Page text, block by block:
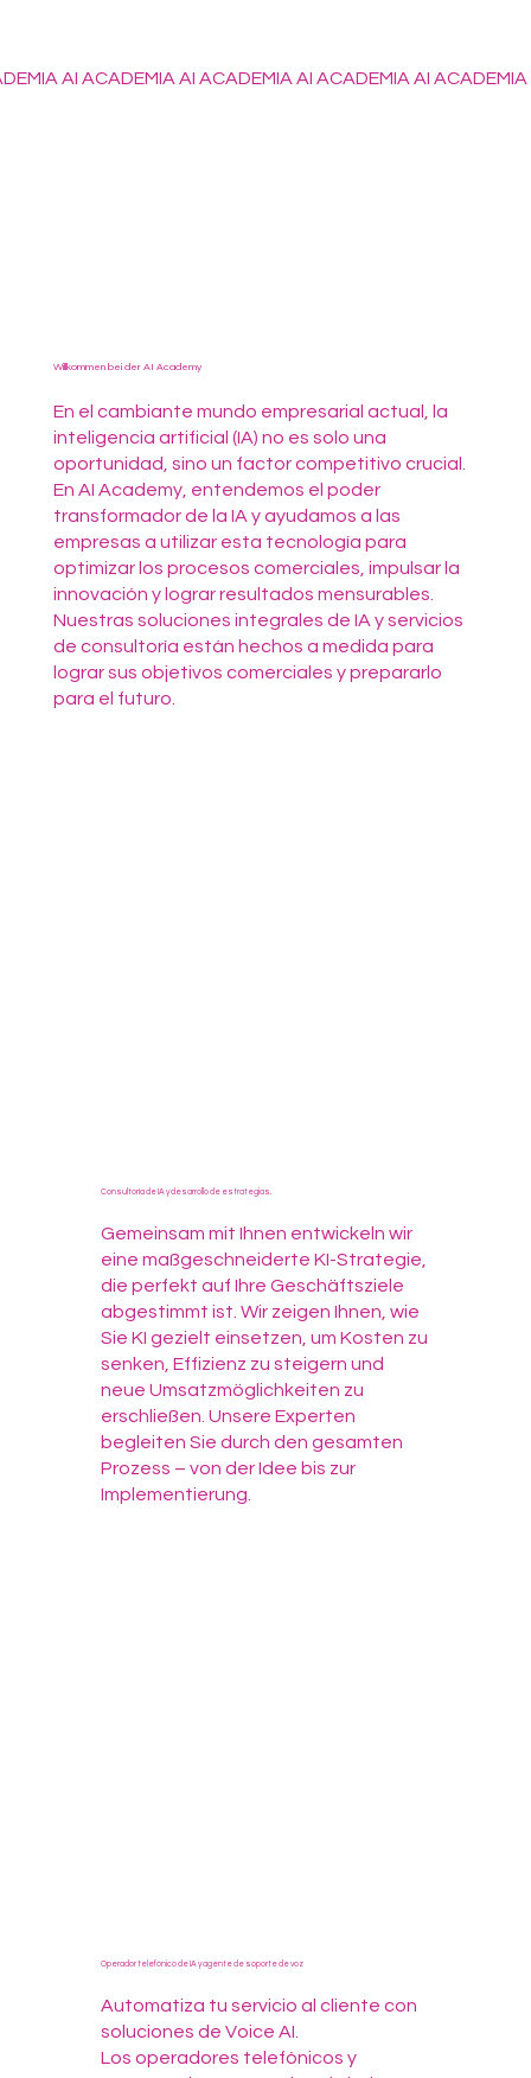
AI ACADEMIA AI ACADEMIA AI ACADEMIA AI
Willkommen bei der AI Academy
En el cambiante mundo empresarial actual, la
inteligencia artificial (IA) no es solo una
oportunidad, sino un factor competitivo crucial.
En AI Academy, entendemos el poder
transformador de la IA y ayudamos a las
empresas a utilizar esta tecnología para
optimizar los procesos comerciales, impulsar la
innovación y lograr resultados mensurables.
Nuestras soluciones integrales de IA y servicios
de consultoría están hechos a medida para
lograr sus objetivos comerciales y prepararlo
para el futuro.
Consultoría de IA y desarrollo de estrategias.
Gemeinsam mit Ihnen entwickeln wir
eine maßgeschneiderte KI-Strategie,
die perfekt auf Ihre Geschäftsziele
abgestimmt ist. Wir zeigen Ihnen, wie
Sie KI gezielt einsetzen, um Kosten zu
senken, Effizienz zu steigern und
neue Umsatzmöglichkeiten zu
erschließen. Unsere Experten
begleiten Sie durch den gesamten
Prozess – von der Idee bis zur
Implementierung.​
Operador telefónico de IA y agente de soporte de voz
Automatiza tu servicio al cliente con
soluciones de Voice AI.
Los operadores telefónicos y